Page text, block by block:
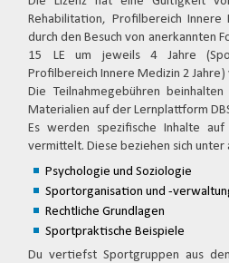
Rehabilitation, Profilbereich
durch den Besuch von anerkannten
15 LE um jeweils 4 Jahre
Profilbereich Innere Medizin 2
Die Teilnahmegebühren
Materialien auf der Lernplattform
Es werden spezifische Inhalte
vermittelt. Diese beziehen sich unter
Psychologie und Soziologie
Sportorganisation und -
Rechtliche Grundlagen
Sportpraktische Beispiele
Du vertiefst Sportgruppen aus